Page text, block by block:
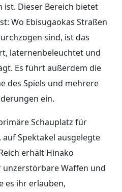
ist. Dieser Bereich bietet
Wo Ebisugaokas Straßen
sind, ist das
laternenbeleuchtet und
Es führt außerdem die
des Spiels und mehrere
ein.
Schauplatz für
Spektakel ausgelegte
erhält Hinako
Waffen und
es ihr erlauben,